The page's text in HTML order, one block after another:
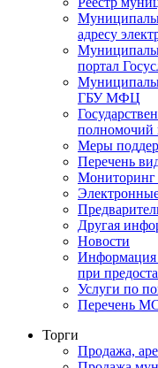
адресу
портал
ГБУ МФЦ
полномочий
Меры
Перечень
Мониторинг
Другая
Новости
Информация
при
Услуги по
Перечень
Торги
Продажа,